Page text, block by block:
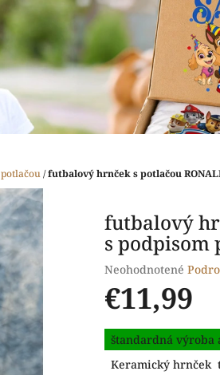
/futbalový hrnček s potlačou
futbalový
s
Priemerné
hodnotenie
produktu
0,0
z
Neohodnotené
€11,99
Jednotková
cena:
štandardná výroba
Keramický hrnček